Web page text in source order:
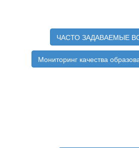
ЧАСТО ЗАДАВАЕМЫЕ
Мониторинг качества